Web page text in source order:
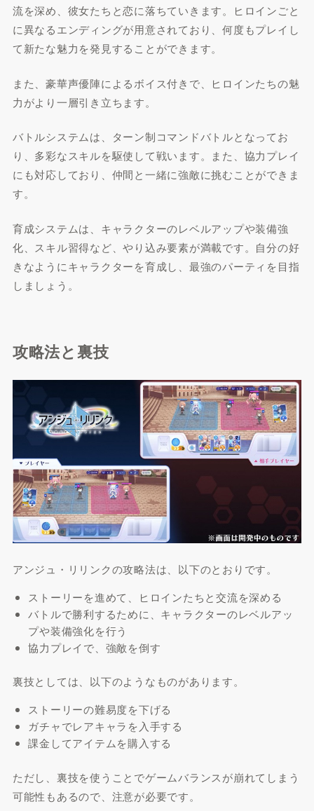
流を深め、彼女たちと恋に落ちていきます。ヒロインごと
に異なるエンディングが用意されており、何度もプレイし
て新たな魅力を発見することができます。
また、豪華声優陣によるボイス付きで、ヒロインたちの魅
力がより一層引き立ちます。
バトルシステムは、ターン制コマンドバトルとなってお
り、多彩なスキルを駆使して戦います。また、協力プレイ
にも対応しており、仲間と一緒に強敵に挑むことができま
す。
育成システムは、キャラクターのレベルアップや装備強
化、スキル習得など、やり込み要素が満載です。自分の好
きなようにキャラクターを育成し、最強のパーティを目指
しましょう。
攻略法と裏技
アンジュ・リリンクの攻略法は、以下のとおりです。
ストーリーを進めて、ヒロインたちと交流を深める
バトルで勝利するために、キャラクターのレベルアッ
プや装備強化を行う
協力プレイで、強敵を倒す
裏技としては、以下のようなものがあります。
ストーリーの難易度を下げる
ガチャでレアキャラを入手する
課金してアイテムを購入する
ただし、裏技を使うことでゲームバランスが崩れてしまう
可能性もあるので、注意が必要です。